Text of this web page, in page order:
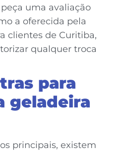
peça uma avaliação
a oferecida pela
clientes de Curitiba,
qualquer troca
para
geladeira
principais, existem